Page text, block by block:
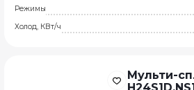
Режимы
Холод, КВт/ч
Мульти-